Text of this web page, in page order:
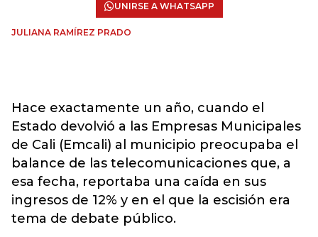
UNIRSE A WHATSAPP
JULIANA RAMÍREZ PRADO
Hace exactamente un año, cuando el
Estado devolvió a las Empresas Municipales
de Cali (Emcali) al municipio preocupaba el
balance de las telecomunicaciones que, a
esa fecha, reportaba una caída en sus
ingresos de 12% y en el que la escisión era
tema de debate público.